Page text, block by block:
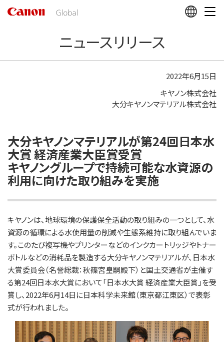
の
ニュースリリース
2022年6月15日
キヤノン株式会社
大分キヤノンマテリアル株式会社
大分キヤノンマテリアルが第24回日本水
大賞 経済産業大臣賞受賞
キヤノングループで持続可能な水資源の
利用に向けた取り組みを実施
キヤノンは、地球環境の保護保全活動の取り組みの一つとして、水
資源の循環による水使用量の削減や生態系維持に取り組んでいま
す。このたび複写機やプリンターなどのインクカートリッジやトナー
ボトルなどの消耗品を製造する大分キヤノンマテリアルが、日本水
大賞委員会（名誉総裁：秋篠宮皇嗣殿下）と国土交通省が主催す
る第24回日本水大賞において「日本水大賞 経済産業大臣賞」を受
賞し、2022年6月14日に日本科学未来館（東京都江東区）で表彰
式が行われました。